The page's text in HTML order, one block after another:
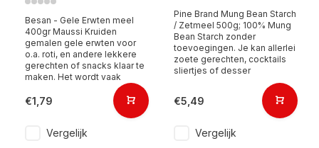
Besan - Gele Erwten meel
400gr Maussi Kruiden
gemalen gele erwten voor
o.a. roti, en andere lekkere
gerechten of snacks klaar te
maken. Het wordt vaak
€1,79
Vergelijk
Pine Brand Mung Bean Starch
/ Zetmeel 500g; 100% Mung
Bean Starch zonder
toevoegingen. Je kan allerlei
zoete gerechten, cocktails
sliertjes of desser
€5,49
Vergelijk